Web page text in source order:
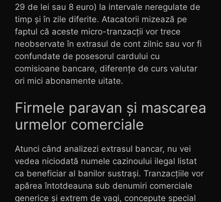
29 de lei sau 8 euro) la intervale neregulate de
timp și în zile diferite. Atacatorii mizează pe
faptul că aceste micro-tranzacții vor trece
neobservate în extrasul de cont zilnic sau vor fi
confundate de posesorul cardului cu
comisioane bancare, diferențe de curs valutar
ori mici abonamente uitate.
Firmele paravan și mascarea
urmelor comerciale
Atunci când analizezi extrasul bancar, nu vei
vedea niciodată numele cazinoului ilegal listat
ca beneficiar al banilor sustrași. Tranzacțiile vor
apărea întotdeauna sub denumiri comerciale
generice și extrem de vagi, concepute special